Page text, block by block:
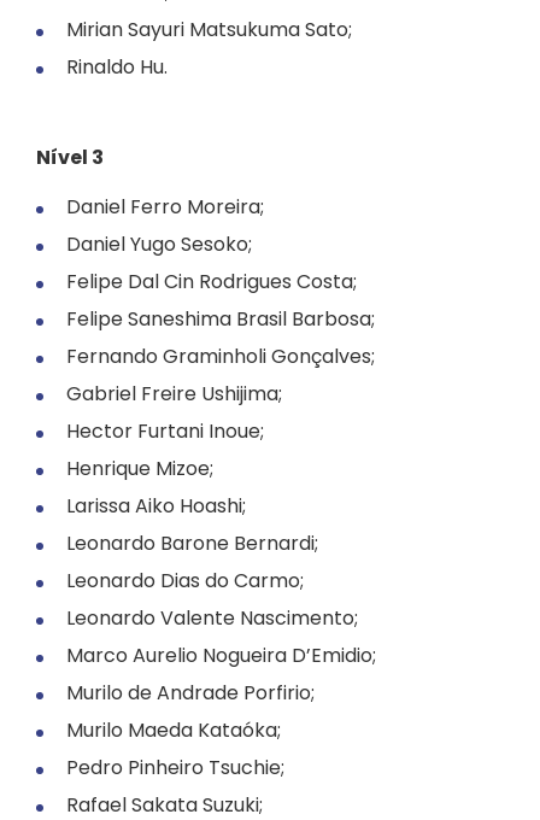
Mirian Sayuri Matsukuma Sato;
Rinaldo Hu.
Nível 3
Daniel Ferro Moreira;
Daniel Yugo Sesoko;
Felipe Dal Cin Rodrigues Costa;
Felipe Saneshima Brasil Barbosa;
Fernando Graminholi Gonçalves;
Gabriel Freire Ushijima;
Hector Furtani Inoue;
Henrique Mizoe;
Larissa Aiko Hoashi;
Leonardo Barone Bernardi;
Leonardo Dias do Carmo;
Leonardo Valente Nascimento;
Marco Aurelio Nogueira D’Emidio;
Murilo de Andrade Porfirio;
Murilo Maeda Kataóka;
Pedro Pinheiro Tsuchie;
Rafael Sakata Suzuki;